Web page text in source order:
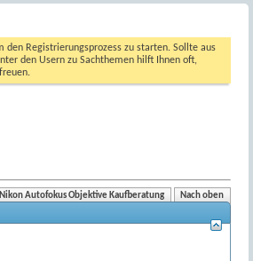
den Registrierungsprozess zu starten. Sollte aus
den Usern zu Sachthemen hilft Ihnen oft,
Nikon Autofokus Objektive Kaufberatung Nach oben